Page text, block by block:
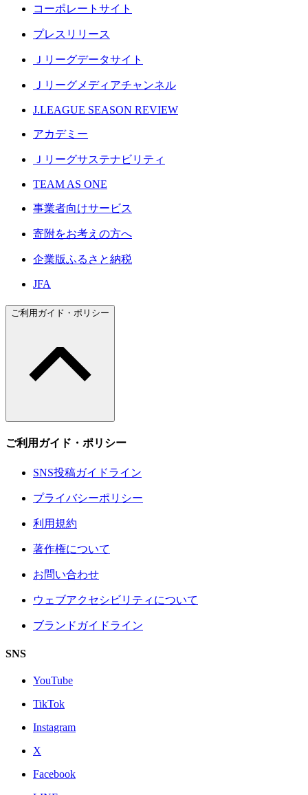
コーポレートサイト
プレスリリース
Ｊリーグデータサイト
Ｊリーグメディアチャンネル
J.LEAGUE SEASON REVIEW
アカデミー
Ｊリーグサステナビリティ
TEAM AS ONE
事業者向けサービス
寄附をお考えの方へ
企業版ふるさと納税
JFA
ご利用ガイド・ポリシー
ご利用ガイド・ポリシー
SNS投稿ガイドライン
プライバシーポリシー
利用規約
著作権について
お問い合わせ
ウェブアクセシビリティについて
ブランドガイドライン
SNS
YouTube
TikTok
Instagram
X
Facebook